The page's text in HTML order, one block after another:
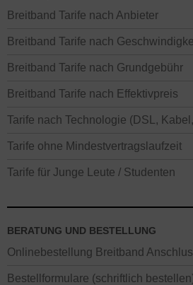
Breitband Tarife nach Anbieter
Breitband Tarife nach
Breitband Tarife nach Grundgebühr
Breitband Tarife nach Effektivpreis
Tarife nach Technologie (DSL,
Tarife ohne Mindestvertragslaufzeit
Tarife für Junge Leute / Studenten
BERATUNG UND BESTELLUNG
Onlinebestellung Breitband
Bestellformulare (schriftlich